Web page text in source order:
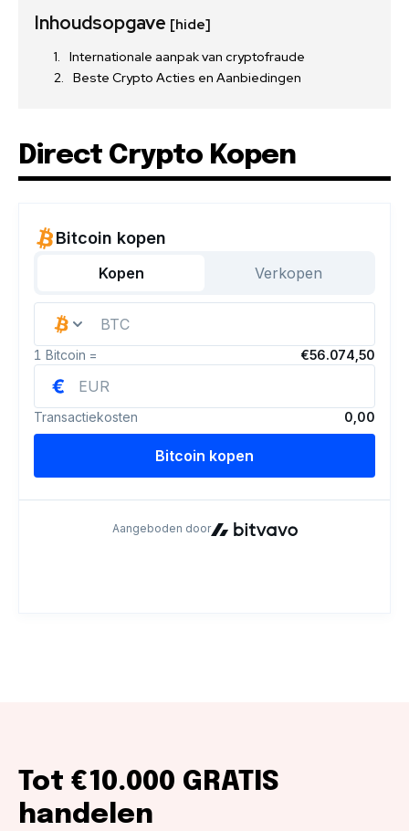
Inhoudsopgave [hide]
Internationale aanpak van cryptofraude
Beste Crypto Acties en Aanbiedingen
Direct Crypto Kopen
Tot €10.000 GRATIS
handelen